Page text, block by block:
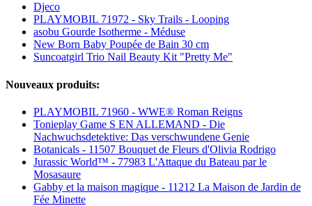
Djeco
PLAYMOBIL 71972 - Sky Trails - Looping
asobu Gourde Isotherme - Méduse
New Born Baby Poupée de Bain 30 cm
Suncoatgirl Trio Nail Beauty Kit "Pretty Me"
Nouveaux produits:
PLAYMOBIL 71960 - WWE® Roman Reigns
Tonieplay Game S EN ALLEMAND - Die
Nachwuchsdetektive: Das verschwundene Genie
Botanicals - 11507 Bouquet de Fleurs d'Olivia Rodrigo
Jurassic World™ - 77983 L'Attaque du Bateau par le
Mosasaure
Gabby et la maison magique - 11212 La Maison de Jardin de
Fée Minette